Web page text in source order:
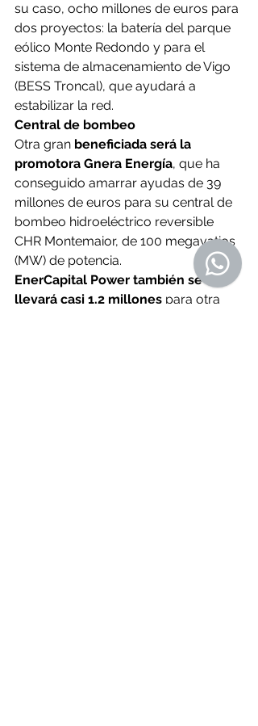
su caso, ocho millones de euros para
dos proyectos: la batería del parque
eólico Monte Redondo y para el
sistema de almacenamiento de Vigo
(BESS Troncal), que ayudará a
estabilizar la red.
Central de bombeo
Otra gran beneficiada será la
promotora Gnera Energía, que ha
conseguido amarrar ayudas de 39
millones de euros para su central de
bombeo hidroeléctrico reversible
CHR Montemaior, de 100 megavatios
(MW) de potencia.
EnerCapital Power también se
llevará casi 1,2 millones para otra